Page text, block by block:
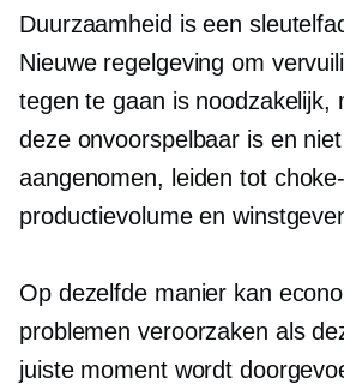
Duurzaamheid is een
Nieuwe regelgeving om
tegen te gaan is noodzakelijk,
deze onvoorspelbaar is en
aangenomen, leiden tot
productievolume en
Op dezelfde manier kan
problemen veroorzaken als
juiste moment wordt